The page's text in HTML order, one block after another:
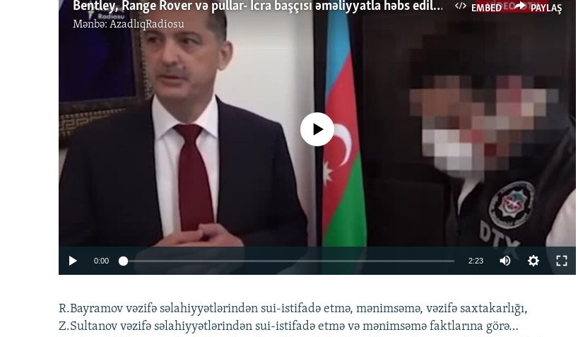
EMBED PAYLAŞ
Bentley, Range Rover və pullar- İcra başçısı əməliyyatla həbs edildi
Mənbə: AzadlıqRadiosu
EMBED PAYLAŞ
No media source currently available
0:00 2:23
360p
404p
R.Bayramov vəzifə səlahiyyətlərindən sui-istifadə etmə, mənimsəmə, vəzifə saxtakarlığı,
Z.Sultanov vəzifə səlahiyyətlərindən sui-istifadə etmə və mənimsəmə faktlarına görə…